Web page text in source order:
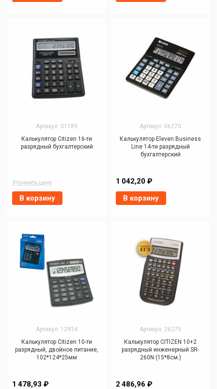
Артикул: 01189
Калькулятор Citizen 16-ти
разрядный бухгалтерский
Уточнить цену
В корзину
Артикул: 06270
Калькулятор Eleven Business
Line 14-ти разрядный
бухгалтерский
1 042,20 ₽
В корзину
Артикул: 12934
Калькулятор Citizen 10-ти
разрядный, двойное питание,
102*124*25мм
1 478,93 ₽
Артикул: 26275
Калькулятор CITIZEN 10+2
разрядный инженерный SR-
260N (15*8см.)
2 486,96 ₽